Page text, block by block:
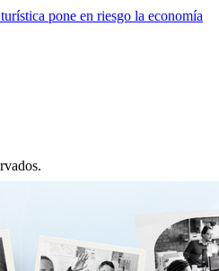
pone en riesgo la economía